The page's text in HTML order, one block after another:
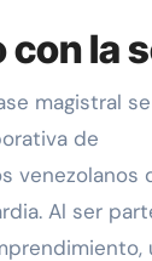
la
magistral se
de
venezolanos
Al ser